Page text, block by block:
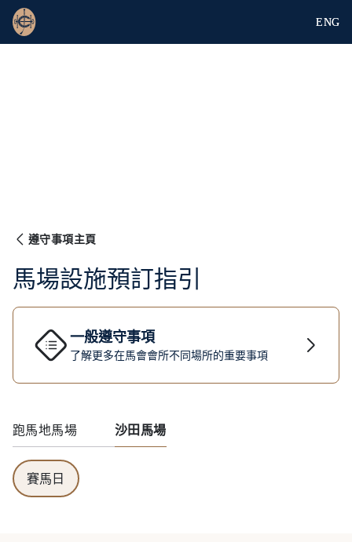
ENG
遵守事項主頁
馬場設施預訂指引
一般遵守事項
了解更多在馬會會所不同場所的重要事項
跑馬地馬場 沙田馬場
賽馬日